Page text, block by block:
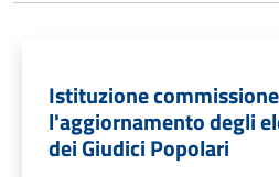
Istituzione
l'aggiornamento degli
dei Giudici Popolari